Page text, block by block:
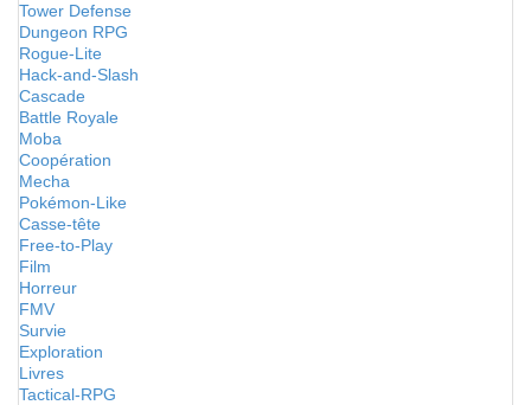
Tower Defense
Dungeon RPG
Rogue-Lite
Hack-and-Slash
Cascade
Battle Royale
Moba
Coopération
Mecha
Pokémon-Like
Casse-tête
Free-to-Play
Film
Horreur
FMV
Survie
Exploration
Livres
Tactical-RPG